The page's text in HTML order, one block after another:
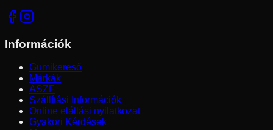
Információk
Gumikereső
Márkák
ÁSZF
Szállítási Információk
Online elállási nyilatkozat
Gyakori Kérdések